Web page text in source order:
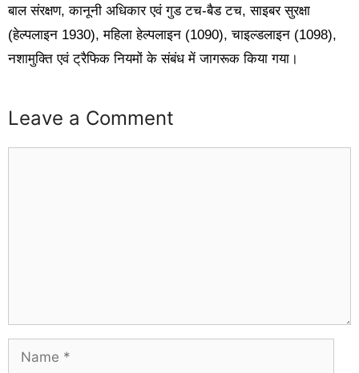
बाल संरक्षण, कानूनी अधिकार एवं गुड टच-बैड टच, साइबर सुरक्षा
(हेल्पलाइन 1930), महिला हेल्पलाइन (1090), चाइल्डलाइन (1098),
नशामुक्ति एवं ट्रैफिक नियमों के संबंध में जागरूक किया गया।
Leave a Comment